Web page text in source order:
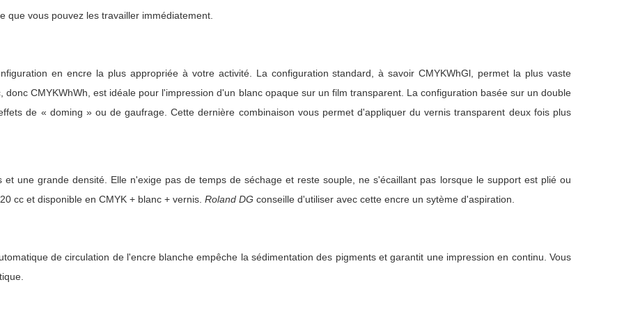
que vous pouvez les travailler immédiatement.
en encre la plus appropriée à votre activité. La configuration standard, à savoir CMYKWhGl, permet la plus vaste
CMYKWhWh, est idéale pour l'impression d'un blanc opaque sur un film transparent. La configuration basée sur un double
de « doming » ou de gaufrage. Cette dernière combinaison vous permet d'appliquer du vernis transparent deux fois plus
une grande densité. Elle n'exige pas de temps de séchage et reste souple, ne s'écaillant pas lorsque le support est plié ou
cc et disponible en CMYK + blanc + vernis.Roland DG conseille d'utiliser avec cette encre un sytème d'aspiration.
de circulation de l'encre blanche empêche la sédimentation des pigments et garantit une impression en continu. Vous